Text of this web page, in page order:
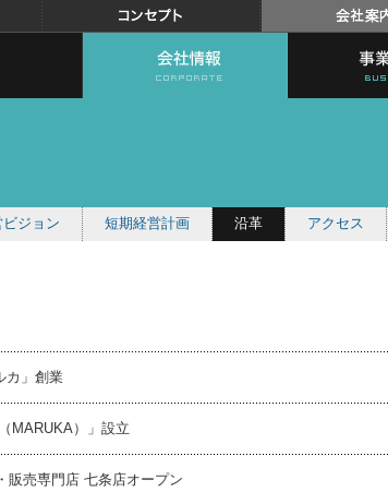
ビジョン 短期経営計画 沿革 アクセス
カ」創業
MARUKA）」設立
販売専門店 七条店オープン